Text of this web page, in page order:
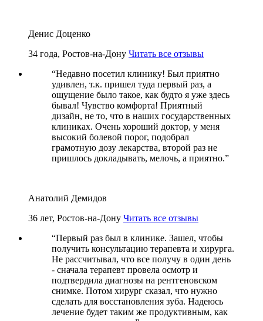
Денис Доценко
34 года, Ростов-на-Дону Читать все отзывы
“Недавно посетил клинику! Был приятно
удивлен, т.к. пришел туда первый раз, а
ощущение было такое, как будто я уже здесь
бывал! Чувство комфорта! Приятный
дизайн, не то, что в наших государственных
клиниках. Очень хороший доктор, у меня
высокий болевой порог, подобрал
грамотную дозу лекарства, второй раз не
пришлось докладывать, мелочь, а приятно.”
Анатолий Демидов
36 лет, Ростов-на-Дону Читать все отзывы
“Первый раз был в клинике. Зашел, чтобы
получить консультацию терапевта и хирурга.
Не рассчитывал, что все получу в один день
- сначала терапевт провела осмотр и
подтвердила диагнозы на рентгеновском
снимке. Потом хирург сказал, что нужно
сделать для восстановления зуба. Надеюсь
лечение будет таким же продуктивным, как